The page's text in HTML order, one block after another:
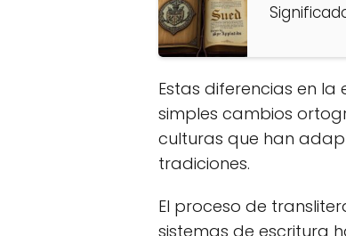
Estas diferencias en
simples cambios
culturas que han
tradiciones.
El proceso de
sistemas de escritura